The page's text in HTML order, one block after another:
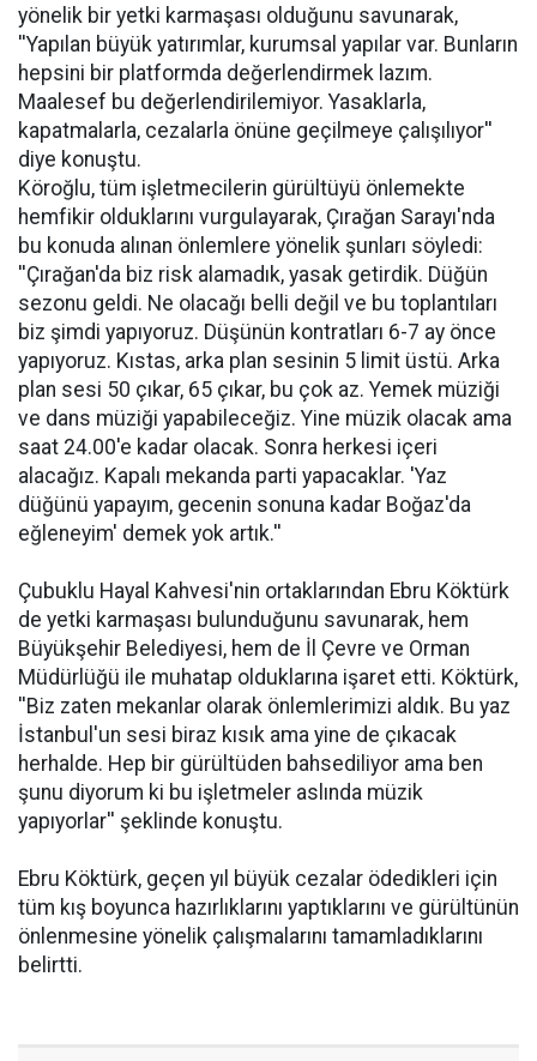
yönelik bir yetki karmaşası olduğunu savunarak,
''Yapılan büyük yatırımlar, kurumsal yapılar var. Bunların
hepsini bir platformda değerlendirmek lazım.
Maalesef bu değerlendirilemiyor. Yasaklarla,
kapatmalarla, cezalarla önüne geçilmeye çalışılıyor''
diye konuştu.
Köroğlu, tüm işletmecilerin gürültüyü önlemekte
hemfikir olduklarını vurgulayarak, Çırağan Sarayı'nda
bu konuda alınan önlemlere yönelik şunları söyledi:
''Çırağan'da biz risk alamadık, yasak getirdik. Düğün
sezonu geldi. Ne olacağı belli değil ve bu toplantıları
biz şimdi yapıyoruz. Düşünün kontratları 6-7 ay önce
yapıyoruz. Kıstas, arka plan sesinin 5 limit üstü. Arka
plan sesi 50 çıkar, 65 çıkar, bu çok az. Yemek müziği
ve dans müziği yapabileceğiz. Yine müzik olacak ama
saat 24.00'e kadar olacak. Sonra herkesi içeri
alacağız. Kapalı mekanda parti yapacaklar. 'Yaz
düğünü yapayım, gecenin sonuna kadar Boğaz'da
eğleneyim' demek yok artık.''
Çubuklu Hayal Kahvesi'nin ortaklarından Ebru Köktürk
de yetki karmaşası bulunduğunu savunarak, hem
Büyükşehir Belediyesi, hem de İl Çevre ve Orman
Müdürlüğü ile muhatap olduklarına işaret etti. Köktürk,
''Biz zaten mekanlar olarak önlemlerimizi aldık. Bu yaz
İstanbul'un sesi biraz kısık ama yine de çıkacak
herhalde. Hep bir gürültüden bahsediliyor ama ben
şunu diyorum ki bu işletmeler aslında müzik
yapıyorlar'' şeklinde konuştu.
Ebru Köktürk, geçen yıl büyük cezalar ödedikleri için
tüm kış boyunca hazırlıklarını yaptıklarını ve gürültünün
önlenmesine yönelik çalışmalarını tamamladıklarını
belirtti.